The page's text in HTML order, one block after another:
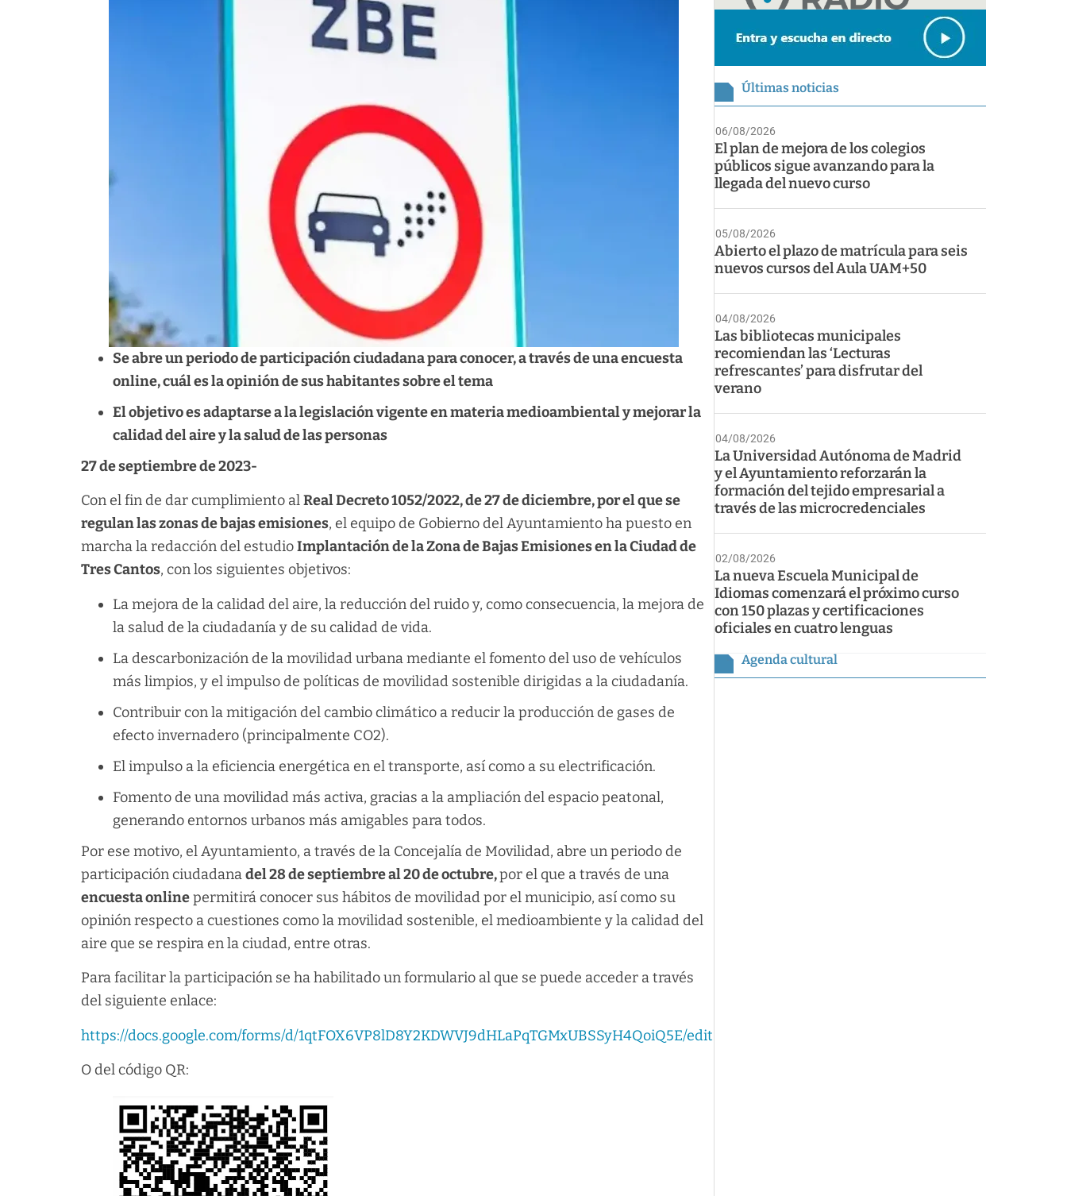
Se abre un periodo de participación ciudadana para conocer, a través de una encuesta
online, cuál es la opinión de sus habitantes sobre el tema
El objetivo es adaptarse a la legislación vigente en materia medioambiental y mejorar la
calidad del aire y la salud de las personas
27 de septiembre de 2023-
Con el fin de dar cumplimiento alReal Decreto 1052/2022, de 27 de diciembre, por el que se
regulan las zonas de bajas emisiones, el equipo de Gobierno del Ayuntamiento ha puesto en
marcha la redacción del estudioImplantación de la Zona de Bajas Emisiones en la Ciudad de
Tres Cantos, con los siguientes objetivos:
La mejora de la calidad del aire, la reducción del ruido y, como consecuencia, la mejora de
la salud de la ciudadanía y de su calidad de vida.
La descarbonización de la movilidad urbana mediante el fomento del uso de vehículos
más limpios, y el impulso de políticas de movilidad sostenible dirigidas a la ciudadanía.
Contribuir con la mitigación del cambio climático a reducir la producción de gases de
efecto invernadero (principalmente CO2).
El impulso a la eficiencia energética en el transporte, así como a su electrificación.
Fomento de una movilidad más activa, gracias a la ampliación del espacio peatonal,
generando entornos urbanos más amigables para todos.
Por ese motivo, el Ayuntamiento, a través de la Concejalía de Movilidad, abre un periodo de
participación ciudadanadel 28 de septiembre al 20 de octubre,por el que a través de una
encuesta onlinepermitirá conocer sus hábitos de movilidad por el municipio, así como su
opinión respecto a cuestiones como la movilidad sostenible, el medioambiente y la calidad del
aire que se respira en la ciudad, entre otras.
Para facilitar la participación se ha habilitado un formulario al que se puede acceder a través
del siguiente enlace:
https://docs.google.com/forms/d/1qtFOX6VP8lD8Y2KDWVJ9dHLaPqTGMxUBSSyH4QoiQ5E/edit
O del código QR:
Últimas noticias
06/08/2026
El plan de mejora de los colegios
públicos sigue avanzando para la
llegada del nuevo curso
05/08/2026
Abierto el plazo de matrícula para seis
nuevos cursos del Aula UAM+50
04/08/2026
Las bibliotecas municipales
recomiendan las ‘Lecturas
refrescantes’ para disfrutar del
verano
04/08/2026
La Universidad Autónoma de Madrid
y el Ayuntamiento reforzarán la
formación del tejido empresarial a
través de las microcredenciales
02/08/2026
La nueva Escuela Municipal de
Idiomas comenzará el próximo curso
con 150 plazas y certificaciones
oficiales en cuatro lenguas
Agenda cultural